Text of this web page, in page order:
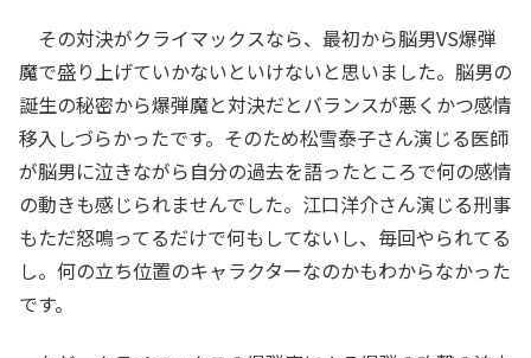
その対決がクライマックスなら、最初から脳男VS爆弾
魔で盛り上げていかないといけないと思いました。脳男の
誕生の秘密から爆弾魔と対決だとバランスが悪くかつ感情
移入しづらかったです。そのため松雪泰子さん演じる医師
が脳男に泣きながら自分の過去を語ったところで何の感情
の動きも感じられませんでした。江口洋介さん演じる刑事
もただ怒鳴ってるだけで何もしてないし、毎回やられてる
し。何の立ち位置のキャラクターなのかもわからなかった
です。